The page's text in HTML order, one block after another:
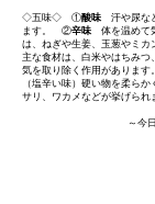
◇五味◇ ①酸味 汗や尿な
ます。 ②辛味 体を温めて
は、ねぎや生姜、玉葱やミ
主な食材は、白米やはちみ
気を取り除く作用がありま
（塩辛い味）硬い物を柔ら
サリ、ワカメなどが挙げられ
～今